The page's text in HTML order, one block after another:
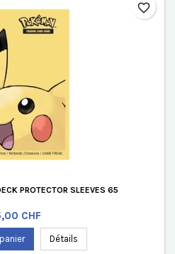
PROTECTOR SLEEVES 65
CHF
Détails
favorite_border